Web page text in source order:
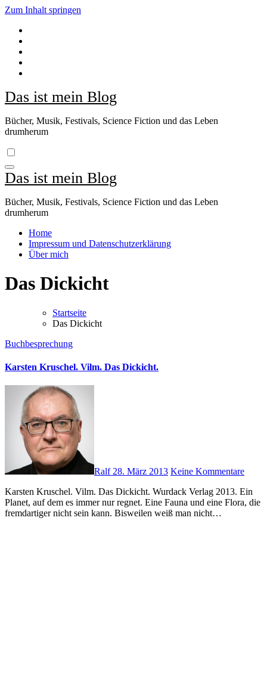
Zum Inhalt springen
Das ist mein Blog
Bücher, Musik, Festivals, Science Fiction und das Leben
drumherum
Das ist mein Blog
Bücher, Musik, Festivals, Science Fiction und das Leben
drumherum
Home
Impressum und Datenschutzerklärung
Über mich
Das Dickicht
Startseite
Das Dickicht
Buchbesprechung
Karsten Kruschel. Vilm. Das Dickicht.
Ralf28. März 2013 Keine Kommentare
Karsten Kruschel. Vilm. Das Dickicht. Wurdack Verlag 2013. Ein
Planet, auf dem es immer nur regnet. Eine Fauna und eine Flora, die
fremdartiger nicht sein kann. Bisweilen weiß man nicht…